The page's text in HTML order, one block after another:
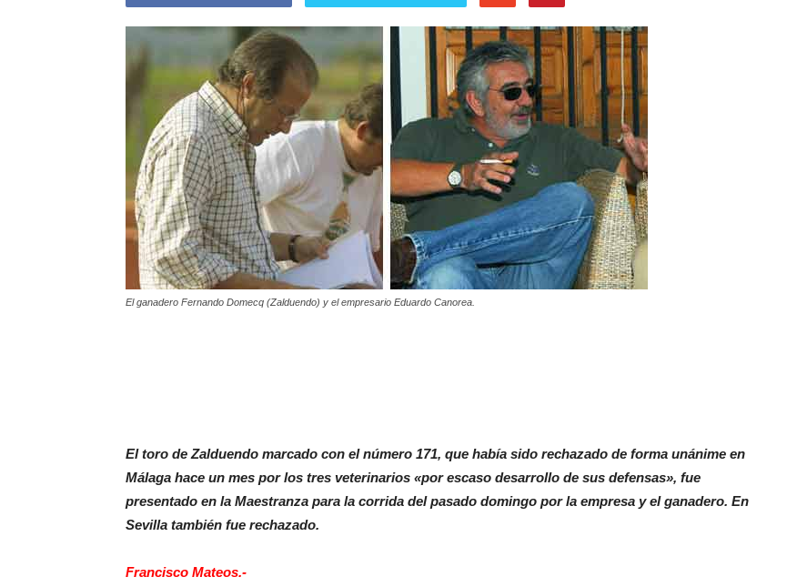
El ganadero Fernando Domecq (Zalduendo) y el empresario Eduardo Canorea.
El toro de Zalduendo marcado con el número 171, que había sido rechazado de forma unánime en
Málaga hace un mes por los tres veterinarios «por escaso desarrollo de sus defensas», fue
presentado en la Maestranza para la corrida del pasado domingo por la empresa y el ganadero. En
Sevilla también fue rechazado.
Francisco Mateos.-